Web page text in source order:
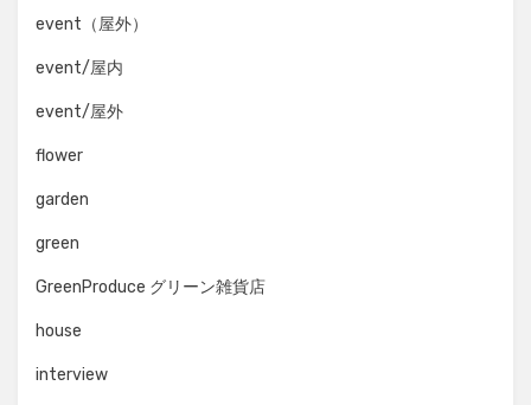
event（屋外）
event/屋内
event/屋外
flower
garden
green
GreenProduce グリーン雑貨店
house
interview